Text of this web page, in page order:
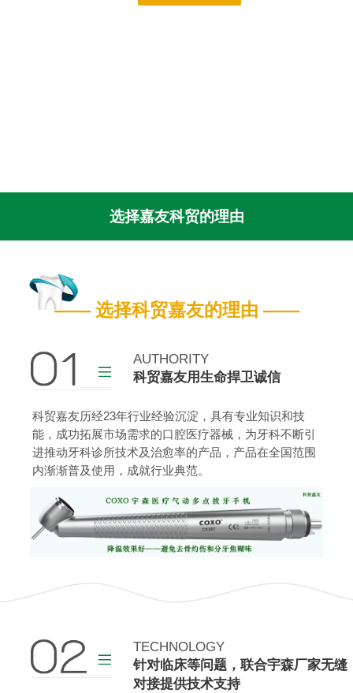
查看更多
选择嘉友科贸的理由
—— 选择科贸嘉友的理由 ——
AUTHORITY
科贸嘉友用生命捍卫诚信
科贸嘉友历经23年行业经验沉淀，具有专业知识和技
能，成功拓展市场需求的口腔医疗器械，为牙科不断引
进推动牙科诊所技术及治愈率的产品，产品在全国范围
内渐渐普及使用，成就行业典范。
TECHNOLOGY
针对临床等问题，联合宇森厂家无缝
对接提供技术支持